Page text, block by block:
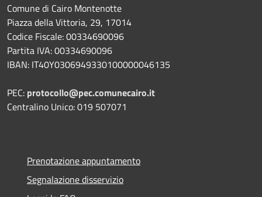
Comune di Cairo Montenotte
Piazza della Vittoria, 29, 17014
Codice Fiscale: 00334690096
Partita IVA: 00334690096
IBAN: IT40Y0306949330100000046135
PEC: protocollo@pec.comunecairo.it
Centralino Unico: 019 507071
Prenotazione appuntamento
Segnalazione disservizio